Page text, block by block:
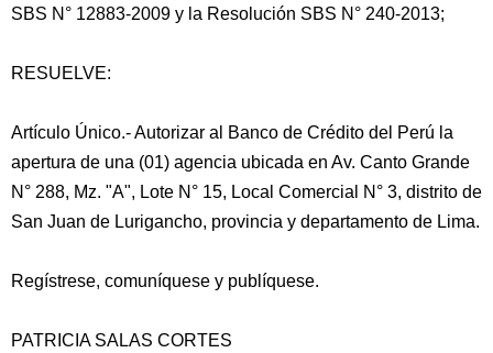
SBS N° 12883-2009 y la Resolución SBS N° 240-2013;
RESUELVE:
Artículo Único.- Autorizar al Banco de Crédito del Perú la
apertura de una (01) agencia ubicada en Av. Canto Grande
N° 288, Mz. "A", Lote N° 15, Local Comercial N° 3, distrito de
San Juan de Lurigancho, provincia y departamento de Lima.
Regístrese, comuníquese y publíquese.
PATRICIA SALAS CORTES